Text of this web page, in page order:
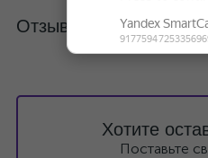
Отзывы
Хотите
Поставьте